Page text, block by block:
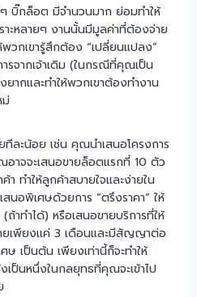
บิ๊กล็อต มีจำนวนมาก ย่อมทำให้
าะหลายๆ งานนั้นมีมูลค่าที่ต้องจ่าย
วกเขารู้สึกต้อง “เปลี่ยนแปลง”
รจากเจ้าเดิม (ในกรณีที่คุณเป็น
ากและทำให้พวกเขาต้องทำงาน
ม่
ทีละน้อย เช่น คุณนำเสนอโครงการ
าจจะเสนอขายล็อตแรกที่ 10 ตัว
ทำให้ลูกค้าสบายใจและง่ายใน
นอพิเศษด้วยการ “ตรึงราคา” ให้
าทำได้) หรือเสนอขายบริการที่ให้
ยเพียงแค่ 3 เดือนและมีสัญญาต่อ
ษ เป็นต้น เพียงเท่านี้ก็จะทำให้
ป็นหนึ่งในกลยุทธที่คุณจะเข้าไป